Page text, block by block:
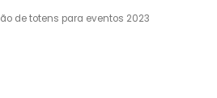
de totens para eventos 2023